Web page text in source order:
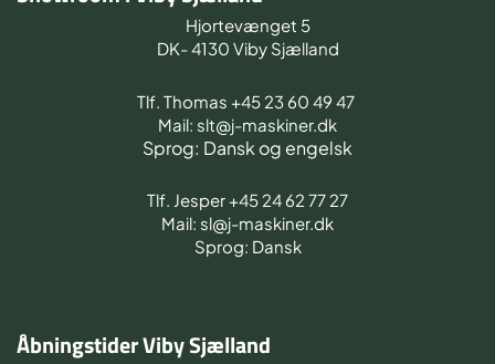
Hjortevænget 5
DK- 4130 Viby Sjælland
Tlf. Thomas +45 23 60 49 47
Mail: slt@j-maskiner.dk
Sprog: Dansk og engelsk
Tlf. Jesper +45 24 62 77 27
Mail: sl@j-maskiner.dk
Sprog: Dansk
Åbningstider Viby Sjælland